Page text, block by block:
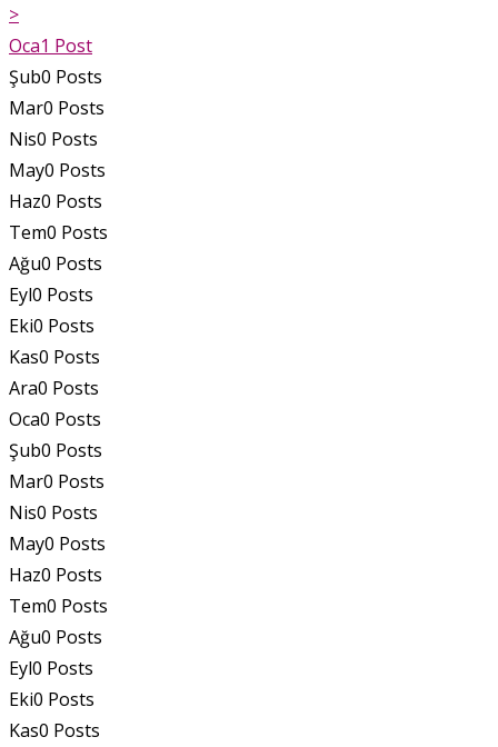
>
Oca1 Post
Şub0 Posts
Mar0 Posts
Nis0 Posts
May0 Posts
Haz0 Posts
Tem0 Posts
Ağu0 Posts
Eyl0 Posts
Eki0 Posts
Kas0 Posts
Ara0 Posts
Oca0 Posts
Şub0 Posts
Mar0 Posts
Nis0 Posts
May0 Posts
Haz0 Posts
Tem0 Posts
Ağu0 Posts
Eyl0 Posts
Eki0 Posts
Kas0 Posts